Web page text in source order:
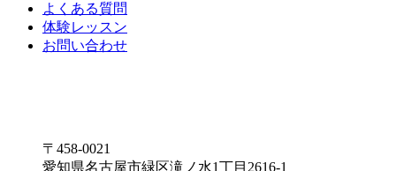
よくある質問
体験レッスン
お問い合わせ
〒458-0021
愛知県名古屋市緑区滝ノ水1丁目2616-1